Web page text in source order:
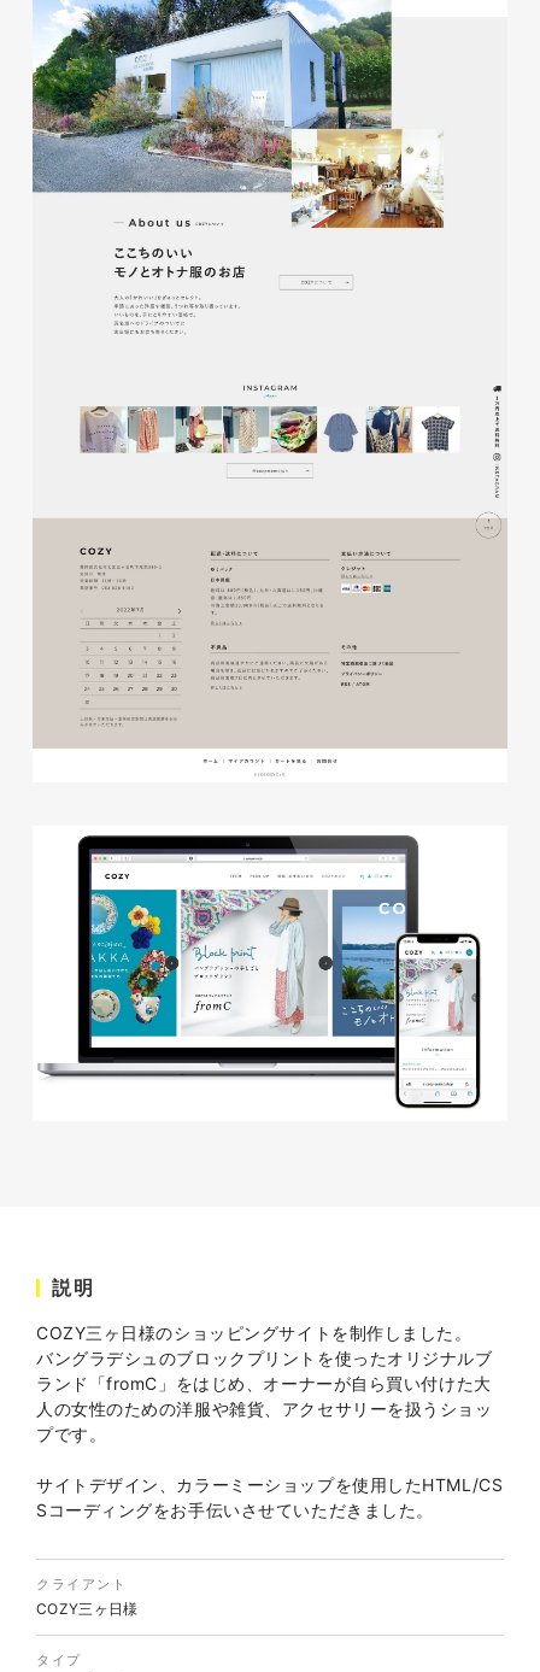
株式会社KDK様 コーポレート
サイト制作
コーポレートサイト
#メーカー・製造業・工業・インフ
杉野屋様 立春大福チラシ
株式会社三共様 会社案内パン
フレット
印刷物
株式会社三共様 さんきょちゃ
イラスト・キャラクター
#イラスト
#エコ・環境
#ぬいぐるみ
株式会社三共様 ドリップコー
ヒーパッケージ
#産業廃棄物処理業
#エコ・環境
ソレイユ障害年金サポートセン
#グラフィックデザイン
説明
COZY三ヶ日様のショッピングサイトを制作しました。
バングラデシュのブロックプリントを使ったオリジナルブ
ランド「fromC」をはじめ、オーナーが自ら買い付けた大
人の女性のための洋服や雑貨、アクセサリーを扱うショッ
プです。
サイトデザイン、カラーミーショップを使用したHTML/CS
Sコーディングをお手伝いさせていただきました。
クライアント
COZY三ヶ日様
タイプ